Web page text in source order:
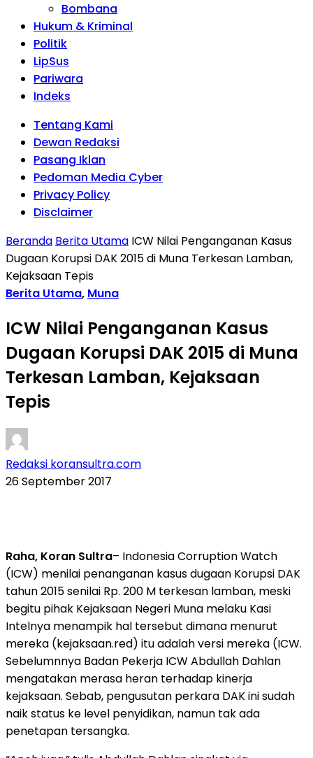
Bombana
Hukum & Kriminal
Politik
LipSus
Pariwara
Indeks
Tentang Kami
Dewan Redaksi
Pasang Iklan
Pedoman Media Cyber
Privacy Policy
Disclaimer
Beranda Berita Utama ICW Nilai Penganganan Kasus
Dugaan Korupsi DAK 2015 di Muna Terkesan Lamban,
Kejaksaan Tepis
Berita Utama, Muna
ICW Nilai Penganganan Kasus
Dugaan Korupsi DAK 2015 di Muna
Terkesan Lamban, Kejaksaan
Tepis
Redaksi koransultra.com
26 September 2017
Raha, Koran Sultra– Indonesia Corruption Watch
(ICW) menilai penanganan kasus dugaan Korupsi DAK
tahun 2015 senilai Rp. 200 M terkesan lamban, meski
begitu pihak Kejaksaan Negeri Muna melaku Kasi
Intelnya menampik hal tersebut dimana menurut
mereka (kejaksaan.red) itu adalah versi mereka (ICW.
Sebelumnnya Badan Pekerja ICW Abdullah Dahlan
mengatakan merasa heran terhadap kinerja
kejaksaan. Sebab, pengusutan perkara DAK ini sudah
naik status ke level penyidikan, namun tak ada
penetapan tersangka.